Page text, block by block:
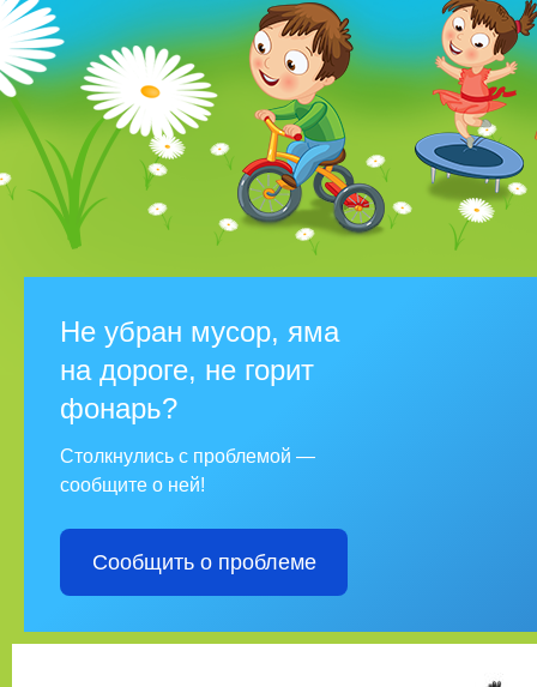
Не убран мусор, яма
на дороге, не горит
фонарь?
Столкнулись с проблемой —
сообщите о ней!
Сообщить о проблеме